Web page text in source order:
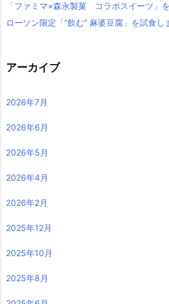
「ファミマ×森永製菓 コラボスイーツ」
ローソン限定「”飲む” 麻婆豆腐」を試食し
アーカイブ
2026年7月
2026年6月
2026年5月
2026年4月
2026年2月
2025年12月
2025年10月
2025年8月